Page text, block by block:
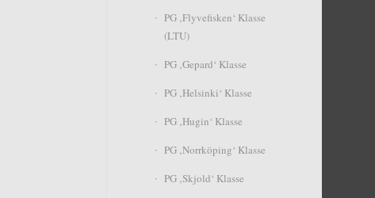
PG ‚Flyvefisken‘ Klasse
(LTU)
PG ‚Gepard‘ Klasse
PG ‚Helsinki‘ Klasse
PG ‚Hugin‘ Klasse
PG ‚Norrköping‘ Klasse
PG ‚Skjold‘ Klasse